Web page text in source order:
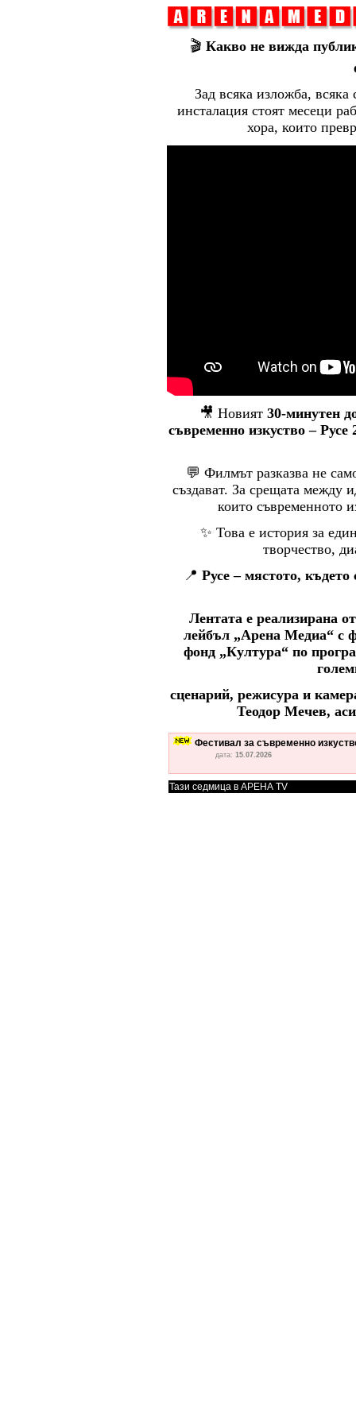
🎬 Какво не вижда
Зад всяка изложба,
инсталация стоят месеци
хора, които
🎥 Новият 30-минутен
съвременно изкуство – Русе
💬 Филмът разказва не
създават. За срещата между
които съвременното
✨ Това е история за
творчество,
📍 Русе – мястото,
Лентата е реализирана
лейбъл „Арена Медиа“ с
фонд „Култура“ по
сценарий, режисура и
Теодор Мечев,
Фестивал за съвременно
дата: 15.07.2026
Тази седмица в АРЕНА TV